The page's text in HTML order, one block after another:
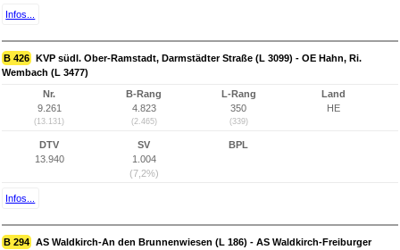
Infos...
B 426 KVP südl. Ober-Ramstadt, Darmstädter Straße (L 3099) - OE Hahn, Ri.
Wembach (L 3477)
Nr.
9.261
(13.131)
B-Rang
4.823
(2.465)
L-Rang
350
(339)
Land
HE
DTV
13.940
SV
1.004
(7,2%)
BPL
Infos...
B 294 AS Waldkirch-An den Brunnenwiesen (L 186) - AS Waldkirch-Freiburger